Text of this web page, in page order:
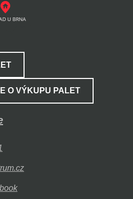
O VÝKUPU PALET